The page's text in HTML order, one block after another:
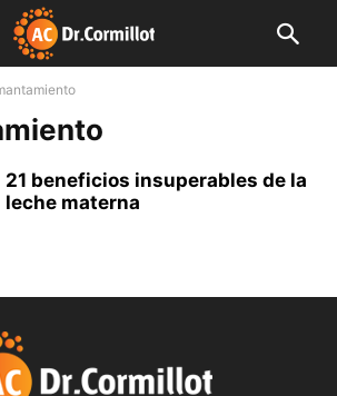
21 beneficios insuperables de la
leche materna